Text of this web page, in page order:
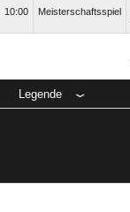
10:00 Meisterschaftsspiel
Legende